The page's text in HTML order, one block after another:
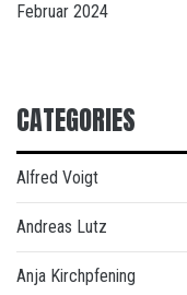
Februar 2024
CATEGORIES
Alfred Voigt
Andreas Lutz
Anja Kirchpfening